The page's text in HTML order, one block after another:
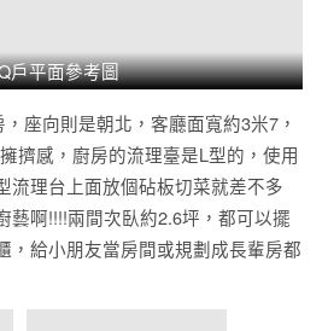
戶平面參考圖
座向則是朝北，客廳面寬約3米7，
擠感，廚房的流理臺是L型的，使用
流理台上面放個砧板切菜就差不多
藝啊!!!!兩間次臥約2.6坪，都可以擺
，給小朋友當房間或規劃成長輩房都